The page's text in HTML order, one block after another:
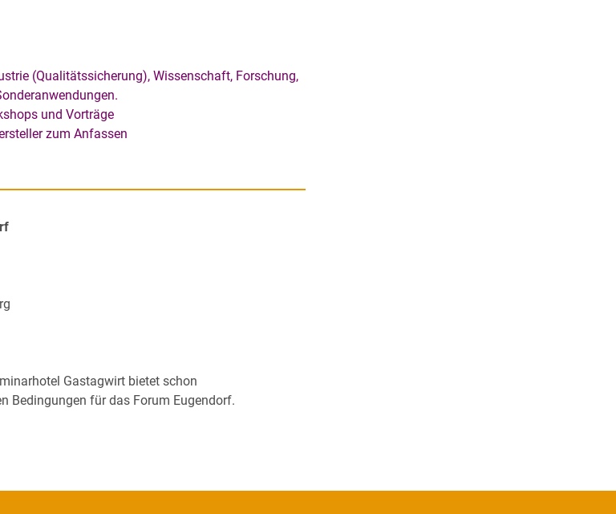
(Qualitätssicherung), Wissenschaft, Forschung,
und Vorträge
zum Anfassen
Gastagwirt bietet schon
Bedingungen für das Forum Eugendorf.